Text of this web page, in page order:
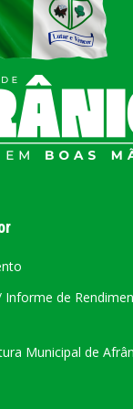
Informe de
Municipal de